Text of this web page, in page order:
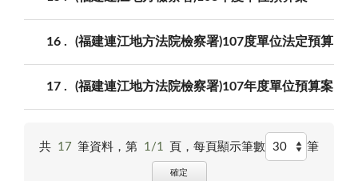
16 (福建連江地方法院檢察署)107度單位法定預算
17 (福建連江地方法院檢察署)107年度單位預算案
共 17 筆資料，第 1/1 頁，每頁顯示筆數 筆
確定